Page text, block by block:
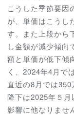
こうした季節要因
が、単価はこうし
す。また上段から
し金額が減少傾向
額と単価が低下傾
く、2024年4月で
直近の8月では
降下は2025年５
影響に他なりませ